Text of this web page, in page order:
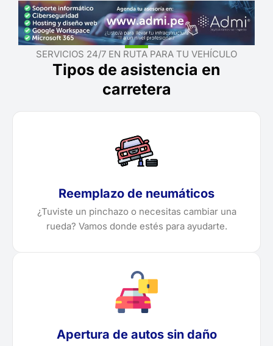
SERVICIOS 24/7 EN RUTA PARA TU VEHÍCULO
Tipos de asistencia en
carretera
Reemplazo de neumáticos
¿Tuviste un pinchazo o necesitas cambiar una
rueda? Vamos donde estés para ayudarte.
Apertura de autos sin daño